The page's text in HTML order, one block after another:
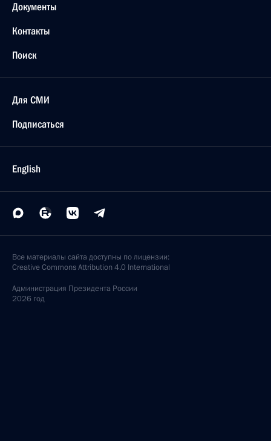
Документы
Контакты
Поиск
Для СМИ
Подписаться
English
Все материалы сайта доступны по лицензии:
Creative Commons Attribution 4.0 International
Администрация Президента России
2026 год